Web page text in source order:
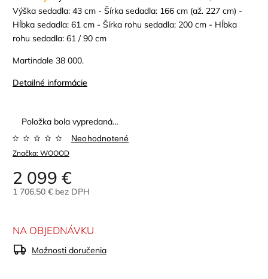
Výška sedadla: 43 cm - Šírka sedadla: 166 cm (až. 227 cm) -
Hĺbka sedadla: 61 cm - Šírka rohu sedadla: 200 cm - Hĺbka
rohu sedadla: 61 / 90 cm
Martindale 38 000.
Detailné informácie
Položka bola vypredaná…
Značka: WOOOD
Neohodnotené
2 099 €
1 706,50 € bez DPH
NA OBJEDNÁVKU
Možnosti doručenia